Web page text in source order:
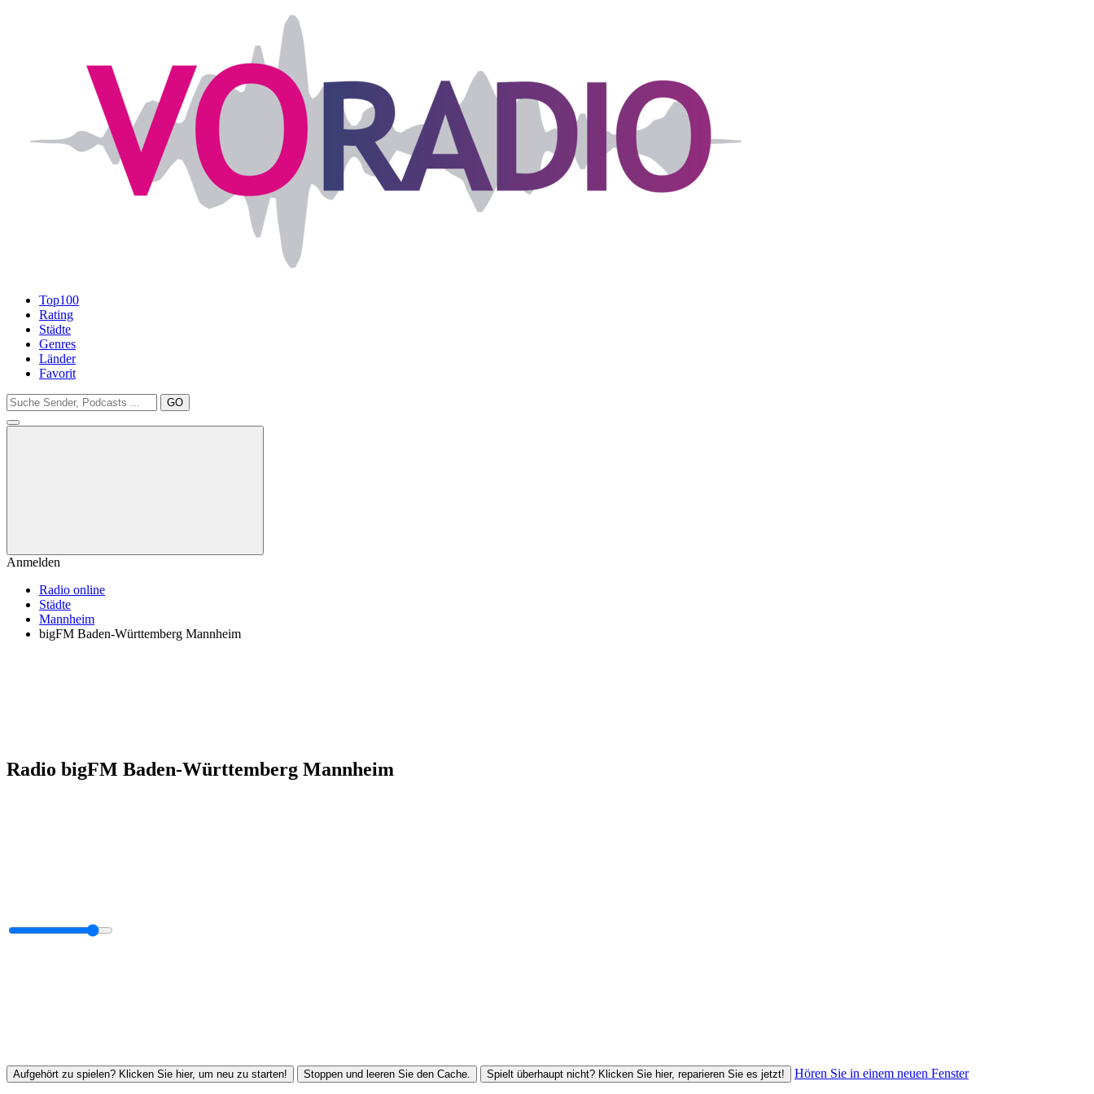
Top100
Rating
Städte
Genres
Länder
Favorit
GO
Anmelden
Radio online
Städte
Mannheim
bigFM Baden-Württemberg Mannheim
Radio bigFM Baden-Württemberg Mannheim
Aufgehört zu spielen? Klicken Sie hier, um neu zu starten! Stoppen und leeren Sie den Cache. Spielt überhaupt nicht? Klicken Sie hier, reparieren Sie es jetzt! Hören Sie in einem neuen Fenster